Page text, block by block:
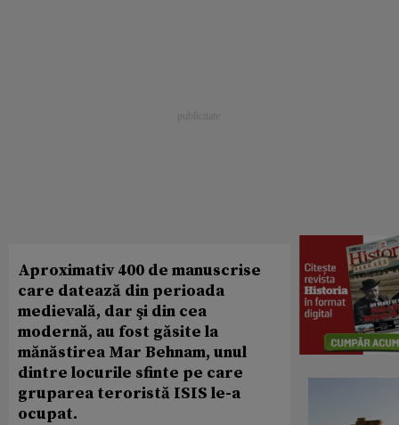
Aproximativ 400 de manuscrise
care datează din perioada
medievală, dar şi din cea
modernă, au fost găsite la
mănăstirea Mar Behnam, unul
dintre locurile sfinte pe care
gruparea teroristă ISIS le-a
ocupat.